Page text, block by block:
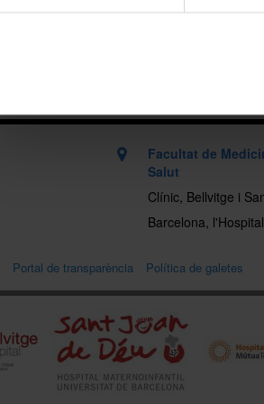
Facultat de
Salut
Clínic, Bellvitge i
Barcelona,
Portal de transparència Política de galetes